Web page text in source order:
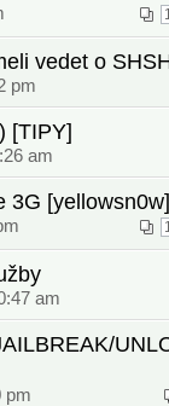
vedet o
pm
[TIPY]
am
3G [yellowsn0w]
am
pm